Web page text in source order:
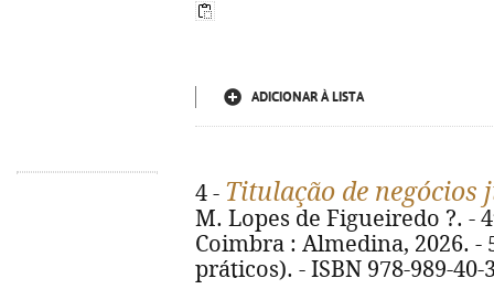
ADICIONAR À LISTA
4 - Titulação de negócios
M. Lopes de Figueiredo ?. -
Coimbra : Almedina, 2026. -
práticos). - ISBN 978-989-40-